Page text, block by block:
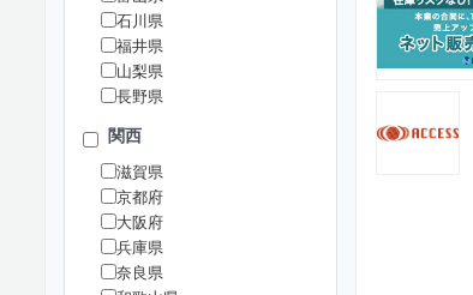
石川県
福井県
山梨県
長野県
関西
滋賀県
京都府
大阪府
兵庫県
奈良県